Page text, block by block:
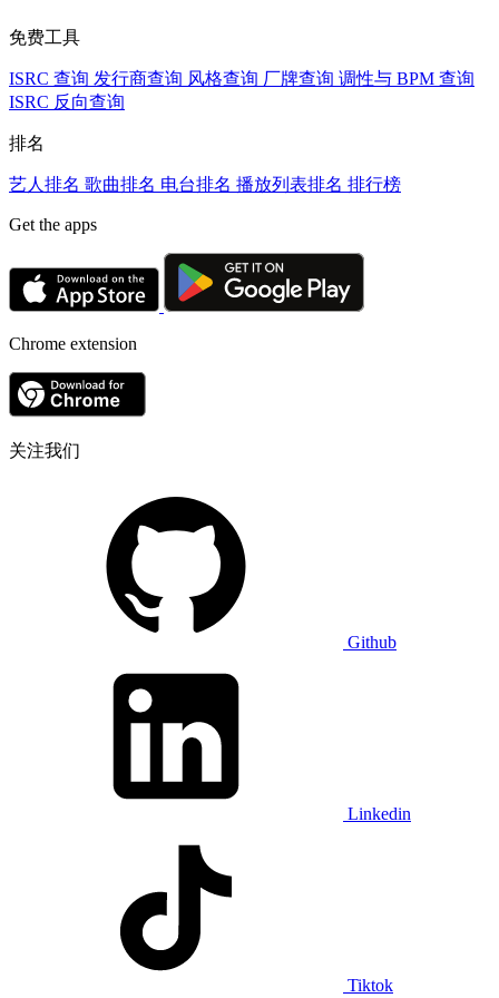
免费工具
ISRC 查询 发行商查询 风格查询 厂牌查询 调性与 BPM 查询
ISRC 反向查询
排名
艺人排名 歌曲排名 电台排名 播放列表排名 排行榜
Get the apps
Chrome extension
关注我们
Github
Linkedin
Tiktok